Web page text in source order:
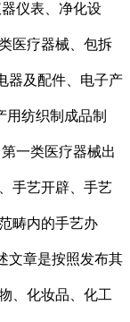
仪表、净化设
医疗器械、包拆
器及配件、电子产
用纺织制成品制
一类医疗器械出
手艺开辟、手艺
畴内的手艺办
文章是按照发布其
、化妆品、化工